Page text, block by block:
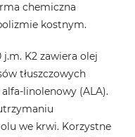
chemiczna
kostnym.
K2 zawiera olej
tłuszczowych
linolenowy (ALA).
we krwi. Korzystne